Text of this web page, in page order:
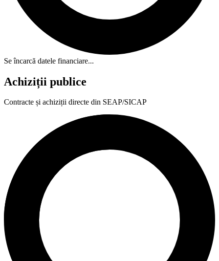
Se încarcă datele financiare...
Achiziții publice
Contracte și achiziții directe din SEAP/SICAP